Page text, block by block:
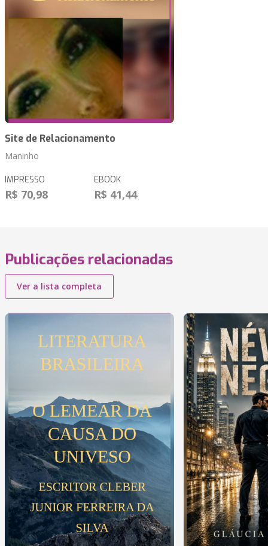
Site de Relacionamento
Maninho
IMPRESSO
R$ 70,98
EBOOK
R$ 41,44
Publicações relacionadas
Ver a lista completa